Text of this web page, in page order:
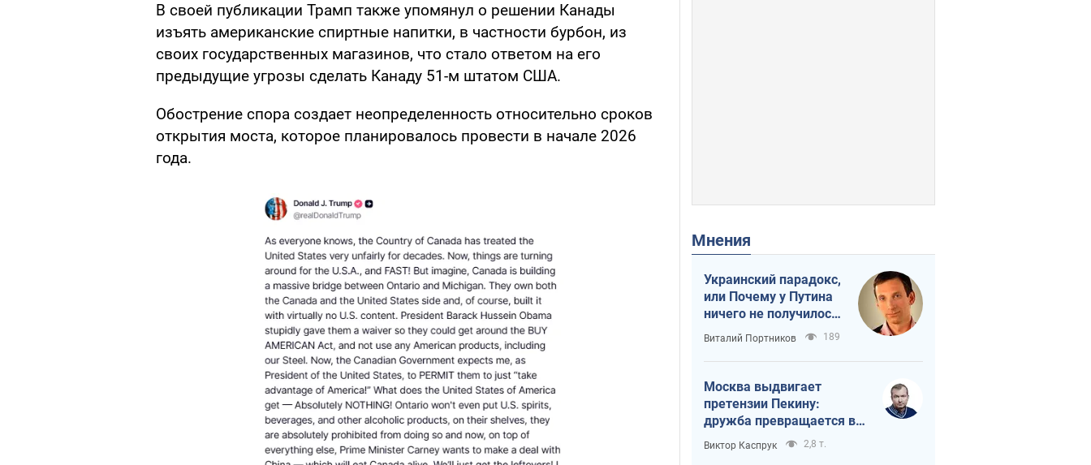
В своей публикации Трамп также упомянул о решении Канады
изъять американские спиртные напитки, в частности бурбон, из
своих государственных магазинов, что стало ответом на его
предыдущие угрозы сделать Канаду 51-м штатом США.
Обострение спора создает неопределенность относительно сроков
открытия моста, которое планировалось провести в начале 2026
года.
Мнения
Украинский парадокс,
или Почему у Путина
ничего не получилось
с Украиной
Виталий Портников 189
Москва выдвигает
претензии Пекину:
дружба превращается в
зависимость России от
Китая
Виктор Каспрук 2,8 т.